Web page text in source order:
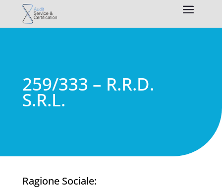
259/333 – R.R.D.
S.R.L.
Ragione Sociale: